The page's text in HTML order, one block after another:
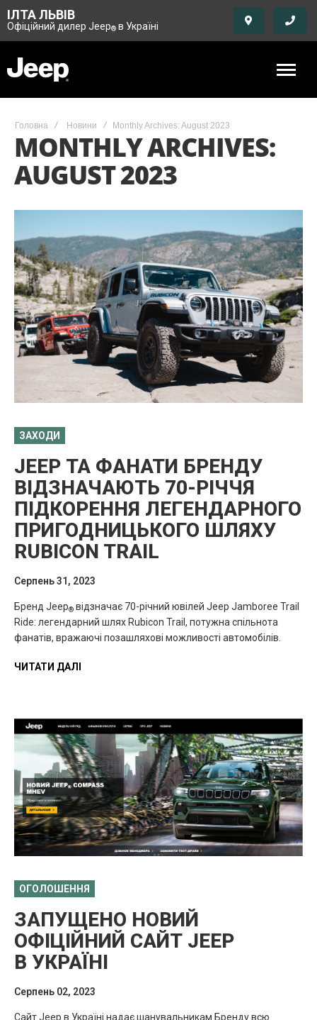
ІЛТА ЛЬВІВ
Офіційний дилер Jeep® в Україні
Головна Новини Monthly Archives: August 2023
MONTHLY ARCHIVES:
AUGUST 2023
ЗАХОДИ
JEEP ТА ФАНАТИ БРЕНДУ
ВІДЗНАЧАЮТЬ 70-РІЧЧЯ
ПІДКОРЕННЯ ЛЕГЕНДАРНОГО
ПРИГОДНИЦЬКОГО ШЛЯХУ
RUBICON TRAIL
Серпень 31, 2023
Бренд Jeep® відзначає 70-річний ювілей Jeep Jamboree Trail
Ride: легендарний шлях Rubicon Trail, потужна спільнота
фанатів, вражаючі позашляхові можливості автомобілів.
ЧИТАТИ ДАЛІ
ОГОЛОШЕННЯ
ЗАПУЩЕНО НОВИЙ
ОФІЦІЙНИЙ САЙТ JEEP
В УКРАЇНІ
Серпень 02, 2023
Сайт Jeep в Україні надає шанувальникам Бренду всю